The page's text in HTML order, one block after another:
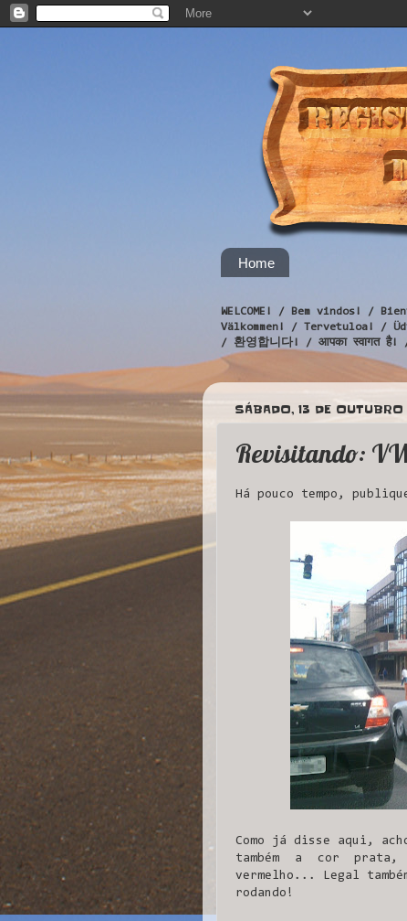
Home
WELCOME! / Bem vindos! /
Välkommen! / Tervetuloa! /
/ 환영합니다! / आपका स्वागत है!
SÁBADO, 13 DE OUTUBRO
Revisitando:
Há pouco tempo,
Como já disse aqui,
também a cor prata,
vermelho... Legal
rodando!